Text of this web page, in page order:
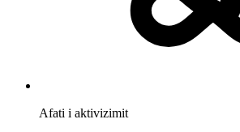
Afati i aktivizimit